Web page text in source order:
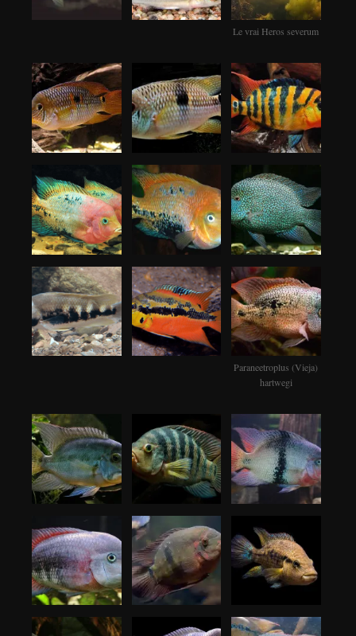
Le vrai Heros severum
Paraneetroplus (Vieja)
hartwegi